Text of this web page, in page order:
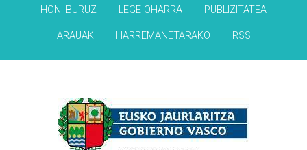
HONI BURUZ LEGE OHARRA PUBLIZITATEA
ARAUAK HARREMANETARAKO RSS